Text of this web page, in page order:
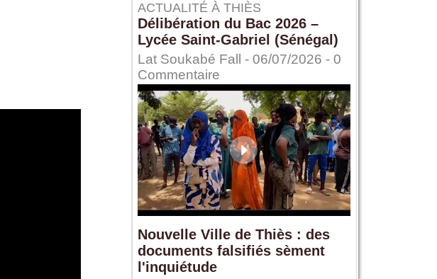
ACTUALITÉ À THIÈS
Délibération du Bac 2026 –
Lycée Saint-Gabriel (Sénégal)
Lat Soukabé Fall - 06/07/2026 - 0
Commentaire
Nouvelle Ville de Thiès : des
documents falsifiés sèment
l'inquiétude